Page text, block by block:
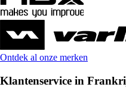
Ontdek al onze merken
Klantenservice in